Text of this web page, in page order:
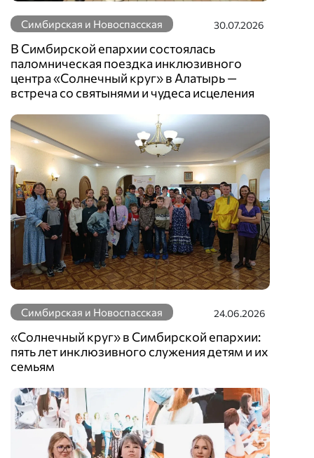
Симбирская и Новоспасская 30.07.2026
В Симбирской епархии состоялась
паломническая поездка инклюзивного
центра «Солнечный круг» в Алатырь —
встреча со святынями и чудеса исцеления
Симбирская и Новоспасская 24.06.2026
«Солнечный круг» в Симбирской епархии:
пять лет инклюзивного служения детям и их
семьям